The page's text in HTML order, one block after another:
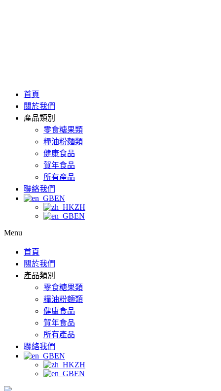
首頁
關於我們
產品類別
零食糖果類
糧油粉麵類
健康食品
賀年食品
所有產品
聯絡我們
EN
ZH
EN
Menu
首頁
關於我們
產品類別
零食糖果類
糧油粉麵類
健康食品
賀年食品
所有產品
聯絡我們
EN
ZH
EN